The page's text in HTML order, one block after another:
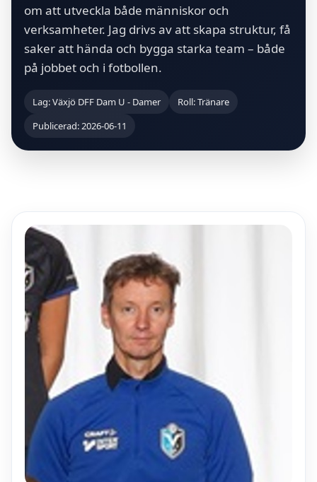
om att utveckla både människor och
verksamheter. Jag drivs av att skapa struktur, få
saker att hända och bygga starka team – både
på jobbet och i fotbollen.
Lag: Växjö DFF Dam U - Damer
Roll: Tränare
Publicerad: 2026-06-11